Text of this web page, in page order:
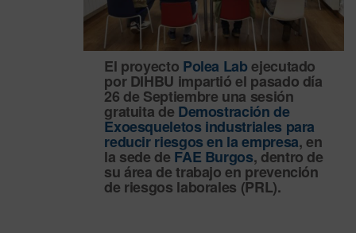
El proyecto Polea Labejecutado
por DIHBU impartió el pasado día
26 de Septiembre una sesión
gratuita de Demostración de
Exoesqueletos industriales para
reducir riesgos en la empresa, en
la sede de FAE Burgos, dentro de
su área de trabajo en prevención
de riesgos laborales (PRL).